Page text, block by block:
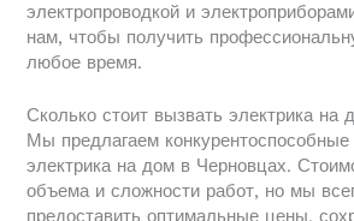
электропроводкой и
нам, чтобы получить
любое время.
Сколько стоит вызвать электрика на
Мы предлагаем
электрика на дом в Черновцах.
объема и сложности работ, но мы